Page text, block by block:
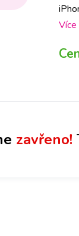
Více
zavřeno!